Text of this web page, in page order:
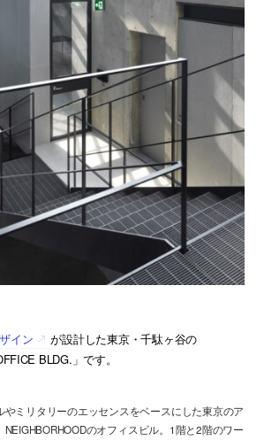
イン
が設計した東京・千駄ヶ谷の
BLDG.」です。
やミリタリーのエッセンスをベースにした東京のア
のオフィスビル。1階と2階のワー